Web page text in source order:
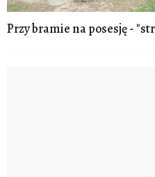
Przy bramie na posesję -